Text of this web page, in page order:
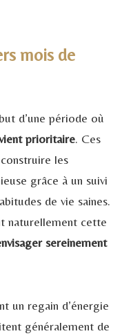
mois de
d’une période où
prioritaire. Ces
les
grâce à un suivi
de vie saines.
naturellement cette
sereinement
un regain d’énergie
généralement de